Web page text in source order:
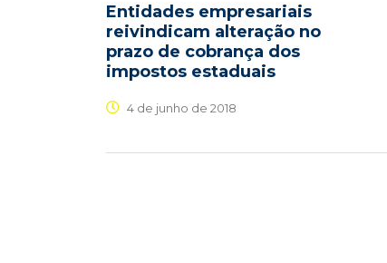
Entidades empresariais
reivindicam alteração no
prazo de cobrança dos
impostos estaduais
4 de junho de 2018